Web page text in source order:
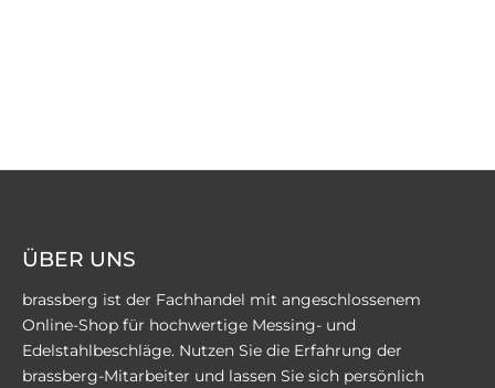
ÜBER UNS
brassberg ist der Fachhandel mit angeschlossenem
Online-Shop für hochwertige Messing- und
Edelstahlbeschläge. Nutzen Sie die Erfahrung der
brassberg-Mitarbeiter und lassen Sie sich persönlich